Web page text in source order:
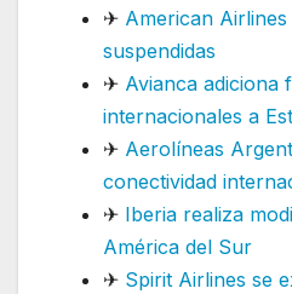
✈ American
suspendidas
✈ Avianca adiciona
internacionales a
✈ Aerolíneas
conectividad
✈ Iberia realiza
América del Sur
✈ Spirit Airlines se